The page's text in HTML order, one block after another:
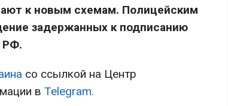
к новым схемам. Полицейским
задержанных к подписанию
РФ.
со ссылкой на Центр
в Telegram.